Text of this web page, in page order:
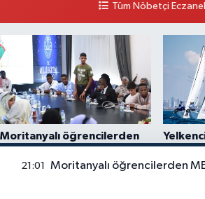
kalaycıbahçe Meydana DoğruTüm Nöbetçi
Moritanyalı öğrencilerden
MEB'e ziyaret
kesti
21:01 Moritanyalı öğrencilerden